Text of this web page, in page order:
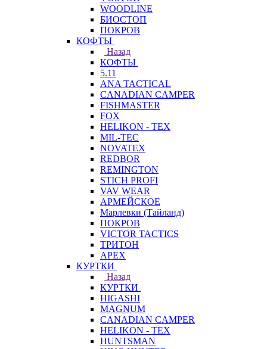
WOODLINE
БИОСТОП
ПОКРОВ
КОФТЫ
Назад
КОФТЫ
5.11
ANA TACTICAL
CANADIAN CAMPER
FISHMASTER
FOX
HELIKON - TEX
MIL-TEC
NOVATEX
REDBOR
REMINGTON
STICH PROFI
VAV WEAR
АРМЕЙСКОЕ
Марлевки (Тайланд)
ПОКРОВ
VICTOR TACTICS
ТРИТОН
APEX
КУРТКИ
Назад
КУРТКИ
HIGASHI
MAGNUM
CANADIAN CAMPER
HELIKON - TEX
HUNTSMAN